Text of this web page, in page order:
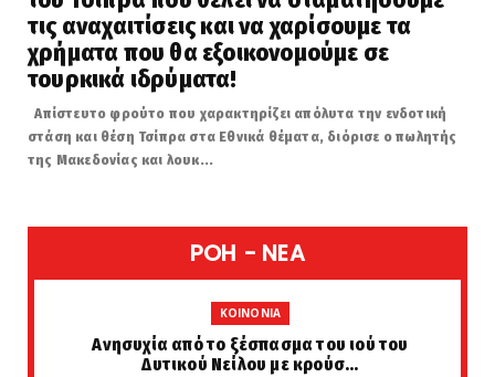
τις αναχαιτίσεις και να χαρίσουμε τα
χρήματα που θα εξοικονομούμε σε
τουρκικά ιδρύματα!
Απίστευτο φρούτο που χαρακτηρίζει απόλυτα την ενδοτική
στάση και θέση Τσίπρα στα Εθνικά θέματα, διόρισε ο πωλητής
της Μακεδονίας και λουκ...
POH - NEA
KOINONIA
Ανησυχία από το ξέσπασμα του ιού του
Δυτικού Νείλου με κρούσ...